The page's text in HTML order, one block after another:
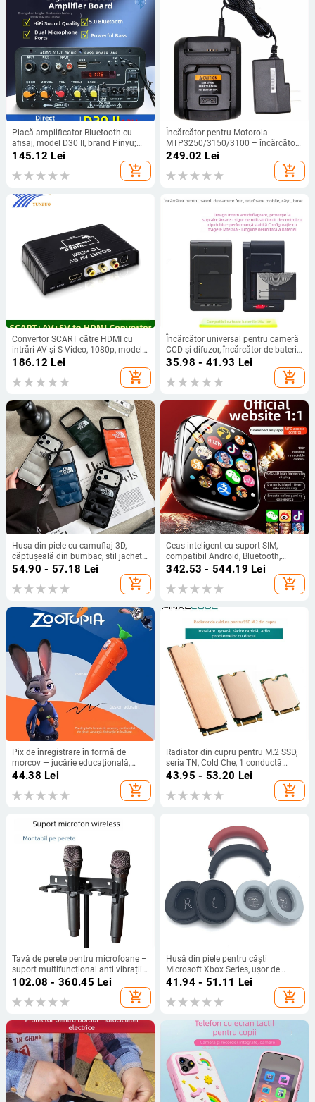
Placă amplificator Bluetooth cu
afișaj, model D30 II, brand Pinyu;
Intrări Bluetooth, USB, TF, FM radio;
DC12V/AC110-240V
145.12 Lei
add_shopping_cart
Încărcător pentru Motorola
MTP3250/3150/3100 – încărcător
de tip stand, rezistent la praf, intrare
249.02 Lei
add_shopping_cart
Convertor SCART către HDMI cu
intrări AV și S-Video, 1080p, model
HY-209-V0-B-X
186.12 Lei
add_shopping_cart
Încărcător universal pentru cameră
CCD și difuzor, încărcător de baterii
Li, stație de încărcare laterală, LED-
uri tricolor pentru încărcare rapidă a
bateriilor Li
35.98 - 41.93 Lei
add_shopping_cart
Husa din piele cu camuflaj 3D,
căptușeală din bumbac, stil jachetă
de iarnă, compatibilă cu iPhone
54.90 - 57.18 Lei
add_shopping_cart
Ceas inteligent cu suport SIM,
compatibil Android, Bluetooth,
display IPS, autonomie baterie 7–
342.53 - 544.19 Lei
add_shopping_cart
Pix de înregistrare în formă de
morcov — jucărie educațională,
înregistrare 40 s, format de
înregistrare: Altul, baterie AA,
carcasă ABS, fără suport pentru
44.38 Lei
add_shopping_cart
Radiator din cupru pentru M.2 SSD,
seria TN, Cold Che, 1 conductă
termică, 50 g, silențios
43.95 - 53.20 Lei
add_shopping_cart
Tavă de perete pentru microfoane –
suport multifuncțional anti vibrații
pentru microfoane cu fir și fără fir
102.08 - 360.45 Lei
add_shopping_cart
Husă din piele pentru căști
Microsoft Xbox Series, ușor de
instalat și confortabil de purtat
41.94 - 51.11 Lei
add_shopping_cart